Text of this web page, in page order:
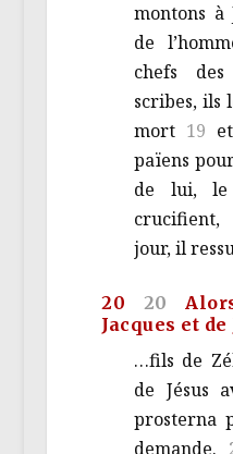
montons à
de
chefs
scribes, ils
mort 19
païens
de lui, le
jour, il
20 20
Jacques et
…fils de
de Jésus
prosterna
demande.